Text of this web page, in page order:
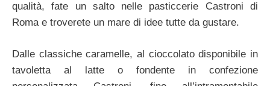
qualità, fate un salto nelle pasticcerie Castroni di
Roma e troverete un mare di idee tutte da gustare.
Dalle classiche caramelle, al cioccolato disponibile in
tavoletta al latte o fondente in confezione